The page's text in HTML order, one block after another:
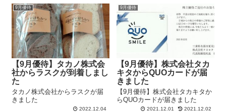
9月優待
【9月優待】タカノ株式会
社からラスクが到着しまし
た
タカノ株式会社からラスクが届
きました
2022.12.04
9月優待
【9月優待】株式会社タカ
キタからQUOカードが届
きました
【9月優待】株式会社タカキタか
らQUOカードが届きました
2021.12.01 2021.12.02